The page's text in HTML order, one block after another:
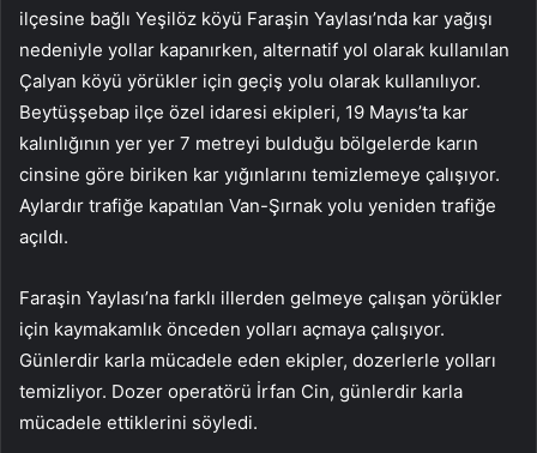
ilçesine bağlı Yeşilöz köyü Faraşin Yaylası’nda kar yağışı
nedeniyle yollar kapanırken, alternatif yol olarak kullanılan
Çalyan köyü yörükler için geçiş yolu olarak kullanılıyor.
Beytüşşebap ilçe özel idaresi ekipleri, 19 Mayıs’ta kar
kalınlığının yer yer 7 metreyi bulduğu bölgelerde karın
cinsine göre biriken kar yığınlarını temizlemeye çalışıyor.
Aylardır trafiğe kapatılan Van-Şırnak yolu yeniden trafiğe
açıldı.
Faraşin Yaylası’na farklı illerden gelmeye çalışan yörükler
için kaymakamlık önceden yolları açmaya çalışıyor.
Günlerdir karla mücadele eden ekipler, dozerlerle yolları
temizliyor. Dozer operatörü İrfan Cin, günlerdir karla
mücadele ettiklerini söyledi.